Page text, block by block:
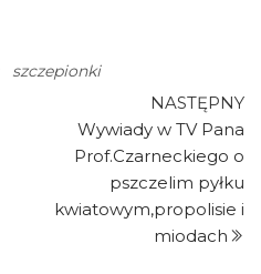
szczepionki
NASTĘPNY
Wywiady w TV Pana
Prof.Czarneckiego o
pszczelim pyłku
kwiatowym,propolisie i
miodach